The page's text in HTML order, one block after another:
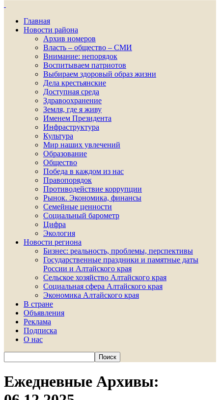
Главная
Новости района
Архив номеров
Власть – общество – СМИ
Внимание: непорядок
Воспитываем патриотов
Выбираем здоровый образ жизни
Дела крестьянские
Доступная среда
Здравоохранение
Земля, где я живу
Именем Президента
Инфраструктура
Культура
Мир наших увлечений
Образование
Общество
Победа в каждом из нас
Правопорядок
Противодействие коррупции
Рынок. Экономика, финансы
Семейные ценности
Социальный барометр
Цифра
Экология
Новости региона
Бизнес: реальность, проблемы, перспективы
Государственные праздники и памятные даты
России и Алтайского края
Сельское хозяйство Алтайского края
Социальная сфера Алтайского края
Экономика Алтайского края
В стране
Объявления
Реклама
Подписка
О нас
Ежедневные Архивы: